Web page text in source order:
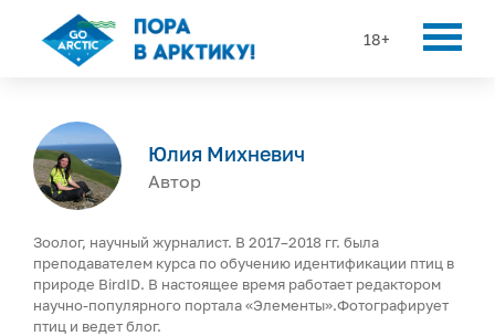
18+
Юлия Михневич
Автор
Зоолог, научный журналист. В 2017–2018 гг. была
преподавателем курса по обучению идентификации птиц в
природе BirdID. В настоящее время работает редактором
научно-популярного портала «Элементы».Фотографирует
птиц и ведет блог.